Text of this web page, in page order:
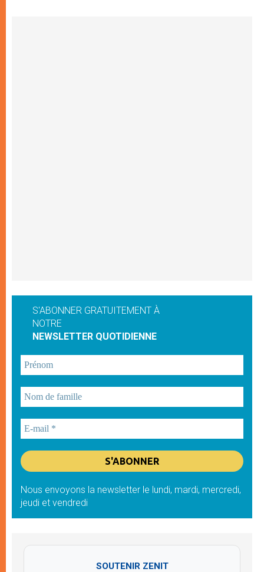
S'ABONNER GRATUITEMENT À
NOTRE
NEWSLETTER QUOTIDIENNE
Nous envoyons la newsletter le lundi, mardi, mercredi,
jeudi et vendredi
SOUTENIR ZENIT